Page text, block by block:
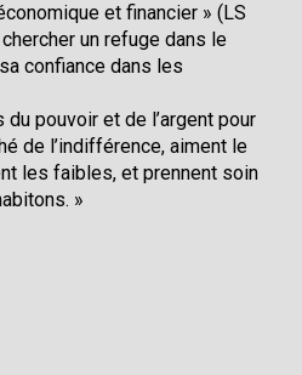
et financier » (LS
un refuge dans le
confiance dans les
pouvoir et de l’argent pour
de l’indifférence, aiment le
les faibles, et prennent soin
»